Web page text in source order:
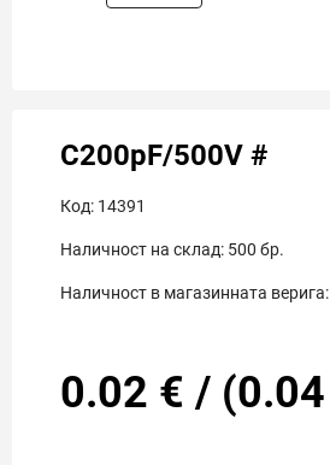
C200pF/500V #
Код: 14391
Наличност на склад: 500 бр.
Наличност в магазинната верига:
0.02 € / (0.04